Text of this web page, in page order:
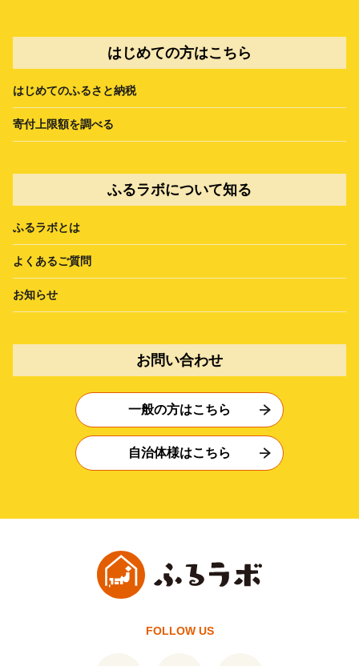
はじめての方はこちら
はじめてのふるさと納税
寄付上限額を調べる
ふるラボについて知る
ふるラボとは
よくあるご質問
お知らせ
お問い合わせ
一般の方はこちら
自治体様はこちら
FOLLOW US